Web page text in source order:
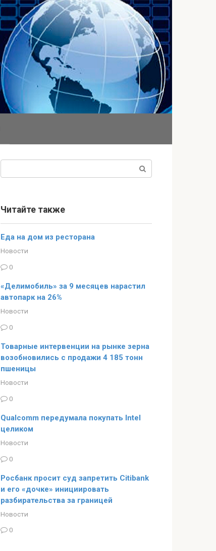
Читайте также
Еда на дом из ресторана
Новости
0
«Делимобиль» за 9 месяцев нарастил
автопарк на 26%
Новости
0
Товарные интервенции на рынке зерна
возобновились с продажи 4 185 тонн
пшеницы
Новости
0
Qualcomm передумала покупать Intel
целиком
Новости
0
Росбанк просит суд запретить Citibank
и его «дочке» инициировать
разбирательства за границей
Новости
0